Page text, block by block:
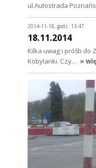
ul.Autostrada
2014-11-18, godz. 13:47
18.11.2014
Kilka uwag i próśb do
Kobylanki. Czy… »